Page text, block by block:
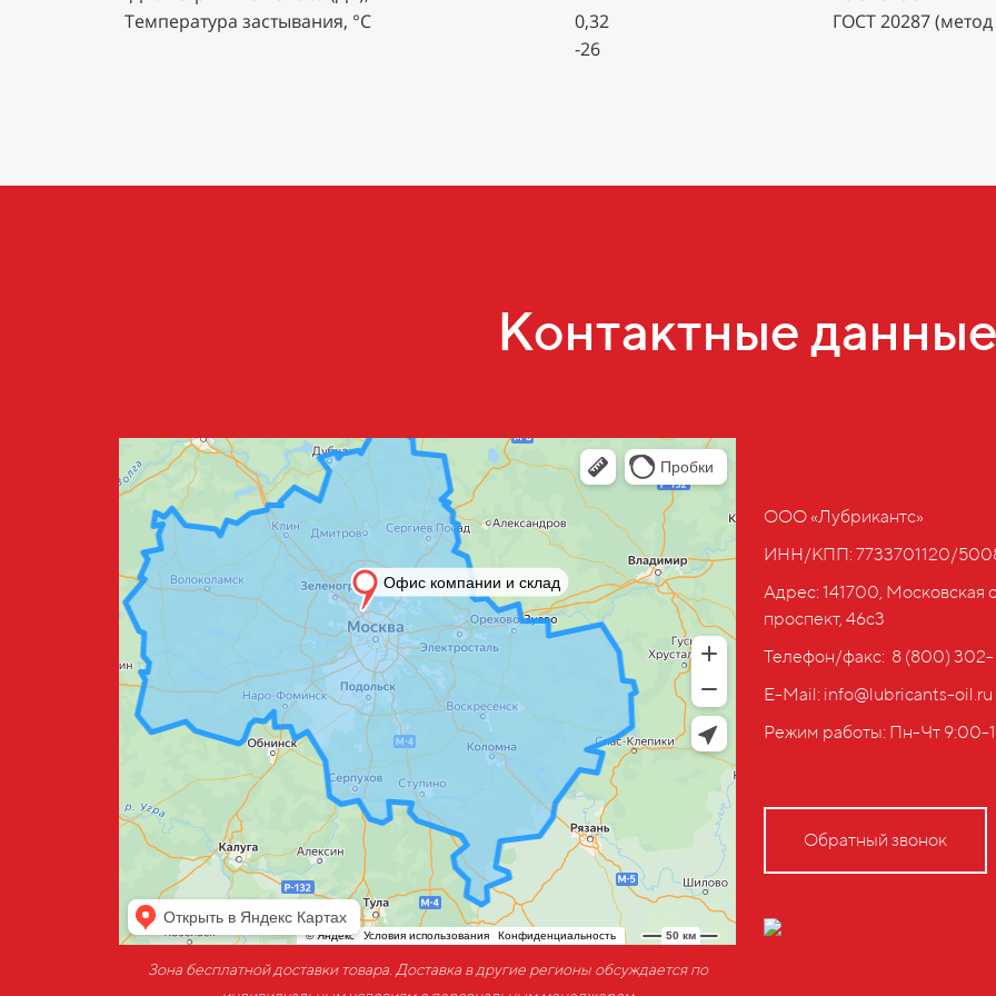
Температура застывания, °С
0,32
-26
ГОСТ 20287
Контактные
Зона бесплатной доставки товара. Доставка в другие регионы обсуждается по
ООО «Лубрикантс»
ИНН/КПП: 7733701120/
Адрес: 141700, Московская
проспект, 46с3
Телефон/факс: ‎ 8 (800)
E-Mail: info@lubricants-oil.ru
Режим работы: Пн-Чт 9:00-
Обратный звонок